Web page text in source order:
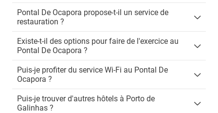
Pontal De Ocapora propose-t-il un service de
restauration ?
Existe-t-il des options pour faire de l'exercice au
Pontal De Ocapora ?
Puis-je profiter du service Wi-Fi au Pontal De
Ocapora ?
Puis-je trouver d'autres hôtels à Porto de
Galinhas ?